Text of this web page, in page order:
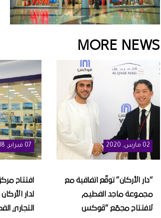
MORE NEWS
02 مارس, 2020
“دار الأركان” توقّع اتفاقية مع
مجموعة ماجد الفطيم
لافتتاح مجمّع “ڤوكس
07 فبراير, 2018
افتتاح
لدار
التجاري